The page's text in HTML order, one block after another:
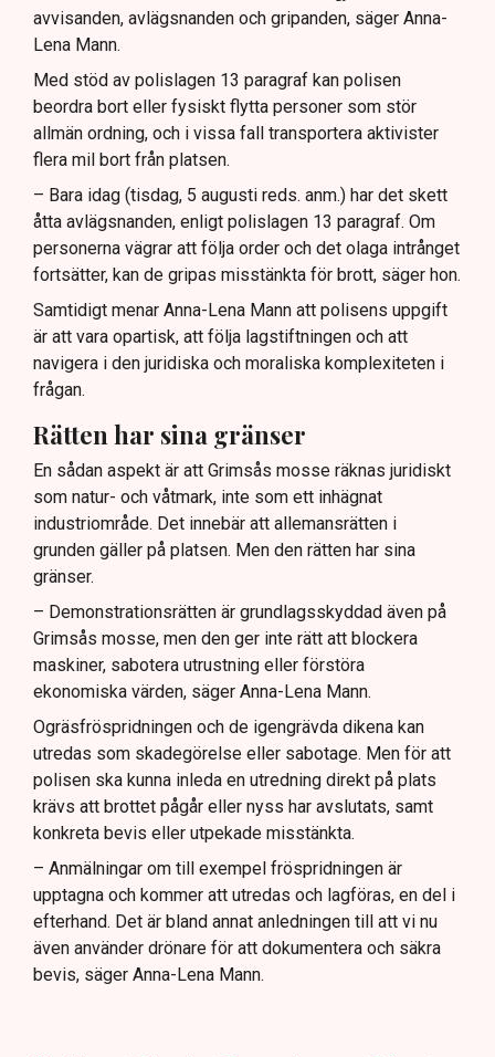
avvisanden, avlägsnanden och gripanden, säger Anna-
Lena Mann.
Med stöd av polislagen 13 paragraf kan polisen
beordra bort eller fysiskt flytta personer som stör
allmän ordning, och i vissa fall transportera aktivister
flera mil bort från platsen.
– Bara idag (tisdag, 5 augusti reds. anm.) har det skett
åtta avlägsnanden, enligt polislagen 13 paragraf. Om
personerna vägrar att följa order och det olaga intrånget
fortsätter, kan de gripas misstänkta för brott, säger hon.
Samtidigt menar Anna-Lena Mann att polisens uppgift
är att vara opartisk, att följa lagstiftningen och att
navigera i den juridiska och moraliska komplexiteten i
frågan.
Rätten har sina gränser
En sådan aspekt är att Grimsås mosse räknas juridiskt
som natur- och våtmark, inte som ett inhägnat
industriområde. Det innebär att allemansrätten i
grunden gäller på platsen. Men den rätten har sina
gränser.
– Demonstrationsrätten är grundlagsskyddad även på
Grimsås mosse, men den ger inte rätt att blockera
maskiner, sabotera utrustning eller förstöra
ekonomiska värden, säger Anna-Lena Mann.
Ogräsfröspridningen och de igengrävda dikena kan
utredas som skadegörelse eller sabotage. Men för att
polisen ska kunna inleda en utredning direkt på plats
krävs att brottet pågår eller nyss har avslutats, samt
konkreta bevis eller utpekade misstänkta.
– Anmälningar om till exempel fröspridningen är
upptagna och kommer att utredas och lagföras, en del i
efterhand. Det är bland annat anledningen till att vi nu
även använder drönare för att dokumentera och säkra
bevis, säger Anna-Lena Mann.